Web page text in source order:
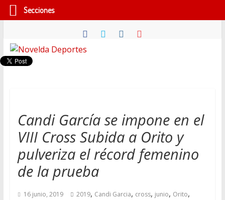
contenido
Novelda
Pasión
por
nuestro
deporte
Candi García se impone en el
VIII Cross Subida a Orito y
pulveriza el récord femenino
de la prueba
16 junio, 2019 2019, Candi Garcia, cross, junio, Orito,
Secciones